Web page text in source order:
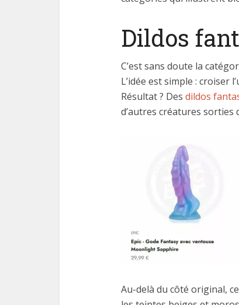
Dildos
C’est sans doute la
L’idée est simple : croiser
Résultat ? Des dildos
d’autres créatures sorties
Au-delà du côté original,